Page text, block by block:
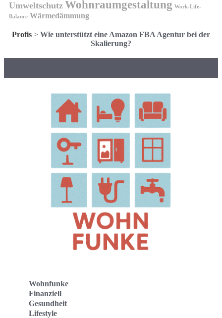
Umweltschutz Wohnraumgestaltung Work-Life-
Balance Wärmedämmung
Profis > Wie unterstützt eine Amazon FBA Agentur bei der
Skalierung?
Wohnfunke
Finanziell
Gesundheit
Lifestyle